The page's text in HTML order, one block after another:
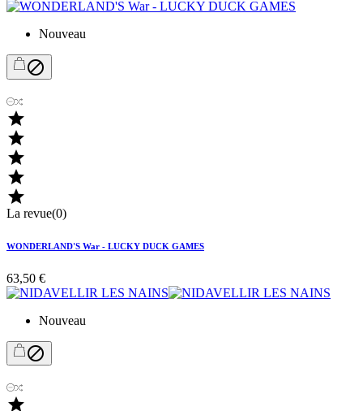
Nouveau






La revue(0)
WONDERLAND'S War - LUCKY DUCK GAMES
63,50 €
Nouveau

